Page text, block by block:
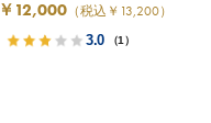
￥12,000 （税込￥13,200）
3.0 （1）